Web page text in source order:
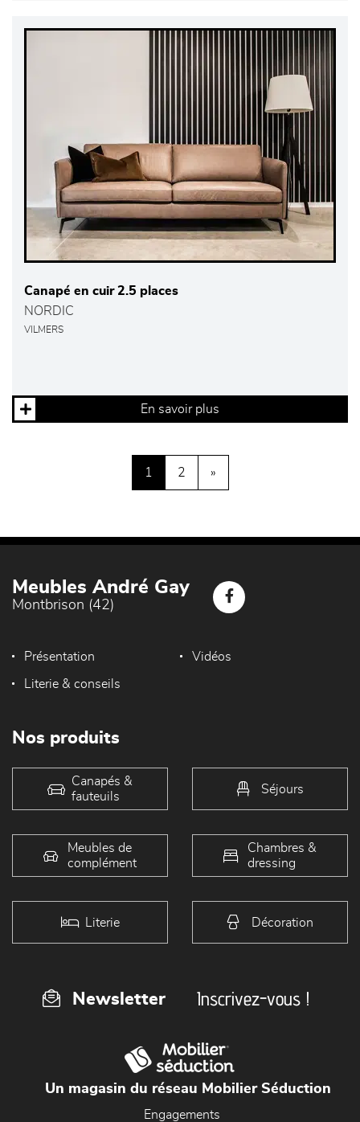
Canapé en cuir 2.5 places
NORDIC
VILMERS
En savoir plus
1 2 »
Meubles André Gay
Montbrison (42)
Présentation Vidéos
Literie & conseils
Nos produits
Canapés &
fauteuils
Séjours
Meubles de
complément
Chambres &
dressing
Literie Décoration
Newsletter Inscrivez-vous !
Un magasin du réseau Mobilier Séduction
Engagements